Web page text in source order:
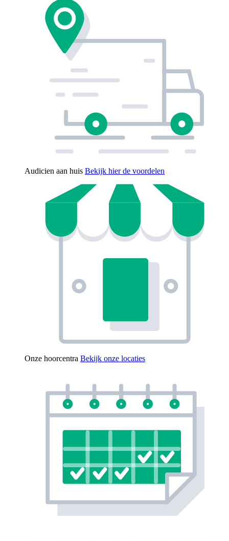
Audicien aan huis Bekijk hier de voordelen
Onze hoorcentra Bekijk onze locaties